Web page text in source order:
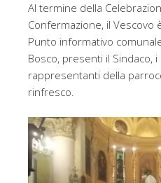
Al termine della
Confermazione, il
Punto informativo
Bosco, presenti il Sindaco,
rappresentanti della
rinfresco.